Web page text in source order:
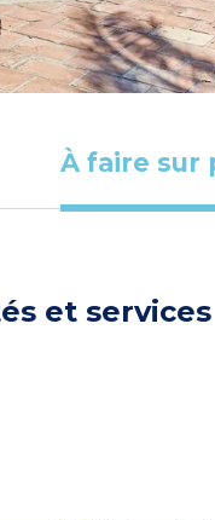
À faire sur
et services